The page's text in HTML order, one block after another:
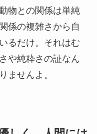
物との関係は単純
係の複雑さから自
るだけ。それはむ
や純粋さの証なん
ませんよ。